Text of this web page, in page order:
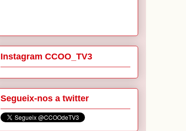
Instagram CCOO_TV3
Segueix-nos a twitter